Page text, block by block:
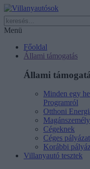
Menü
Főoldal
Állami támogatás
Állami
Minden egy
Programról
Otthoni
Cégeknek
Céges
Korábbi
Villanyautó tesztek